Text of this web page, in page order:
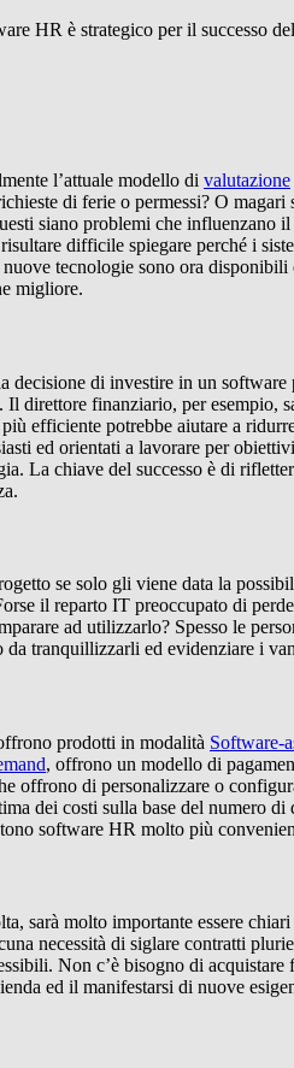
HR è strategico per il successo
l’attuale modello di valutazione
di ferie o permessi? O
siano problemi che
difficile spiegare perché i
tecnologie sono ora
migliore.
di investire in un
direttore finanziario, per
più efficiente potrebbe aiutare a
ed orientati a lavorare per
La chiave del successo è di
se solo gli viene data la
il reparto IT preoccupato di
ad utilizzarlo? Spesso le
tranquillizzarli ed evidenziare i
prodotti in modalità Software-
, offrono un modello di
di personalizzare o
dei costi sulla base del numero
software HR molto più
sarà molto importante essere
necessità di siglare contratti
Non c’è bisogno di
ed il manifestarsi di nuove